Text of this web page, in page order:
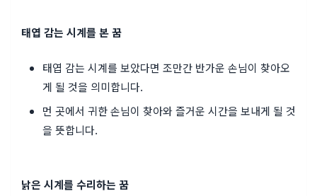
태엽 감는 시계를 본 꿈
태엽 감는 시계를 보았다면 조만간 반가운 손님이 찾아오
게 될 것을 의미합니다.
먼 곳에서 귀한 손님이 찾아와 즐거운 시간을 보내게 될 것
을 뜻합니다.
낡은 시계를 수리하는 꿈